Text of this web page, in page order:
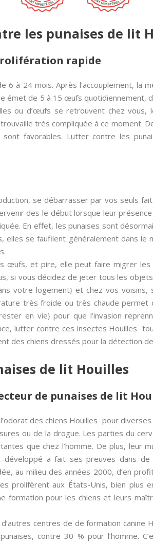
les punaises de lit
rapide
6 à 24 mois. Après l’accouplement, la
émet de 5 à 15 œufs quotidiennement,
ou d’œufs se retrouvent chez vous,
très compliquée à ce moment.
favorables. Lutter contre les
se débarrasser par vos seuls
des le début lorsque leur
En effet, les punaises sont
elles se faufilent généralement dans le
œufs, et pire, elle peut faire migrer
si vous décidez de jeter tous les
votre logement} et chez vos voisins,
très froide ou très chaude permet
en vie} pour que l’invasion
lutter contre ces insectes Houilles
des chiens dressés pour la détection
de lit Houilles
de punaises de lit
des chiens Houilles pour
ou de la drogue. Les parties du
que chez l’homme. De plus, leur
a fait ses preuves dans de
au milieu des années 2000, d’en
prolifèrent aux États-Unis, bien plus
formation pour les chiens et leurs
centres de de formation canine
contre 30 % pour l’homme.